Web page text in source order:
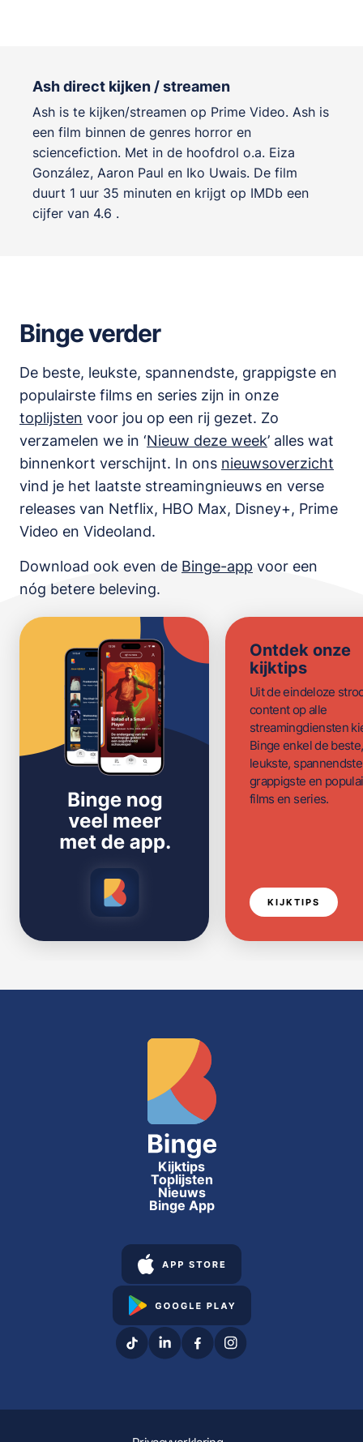
Ash direct kijken / streamen
Ash is te kijken/streamen op Prime Video. Ash is
een film binnen de genres horror en
sciencefiction. Met in de hoofdrol o.a. Eiza
González, Aaron Paul en Iko Uwais. De film
duurt 1 uur 35 minuten en krijgt op IMDb een
cijfer van 4.6 .
Binge verder
De beste, leukste, spannendste, grappigste en
populairste films en series zijn in onze
toplijsten voor jou op een rij gezet. Zo
verzamelen we in ‘Nieuw deze week’ alles wat
binnenkort verschijnt. In ons nieuwsoverzicht
vind je het laatste streamingnieuws en verse
releases van Netflix, HBO Max, Disney+, Prime
Video en Videoland.
Download ook even de Binge-app voor een
nóg betere beleving.
Ontdek onze
kijktips
Uit de eindeloze
content op alle
streamingdiensten
Binge enkel de beste,
leukste,
grappigste en
films en series.
KIJKTIPS
Kijktips
Toplijsten
Nieuws
Binge App